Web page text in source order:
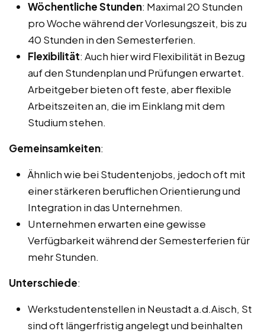
Wöchentliche Stunden: Maximal 20 Stunden
pro Woche während der Vorlesungszeit, bis zu
40 Stunden in den Semesterferien.
Flexibilität: Auch hier wird Flexibilität in Bezug
auf den Stundenplan und Prüfungen erwartet.
Arbeitgeber bieten oft feste, aber flexible
Arbeitszeiten an, die im Einklang mit dem
Studium stehen.
Gemeinsamkeiten:
Ähnlich wie bei Studentenjobs, jedoch oft mit
einer stärkeren beruflichen Orientierung und
Integration in das Unternehmen.
Unternehmen erwarten eine gewisse
Verfügbarkeit während der Semesterferien für
mehr Stunden.
Unterschiede:
Werkstudentenstellen in Neustadt a.d.Aisch, St
sind oft längerfristig angelegt und beinhalten